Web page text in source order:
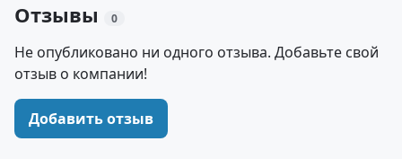
Отзывы 0
Не опубликовано ни одного отзыва. Добавьте свой
отзыв о компании!
Добавить отзыв